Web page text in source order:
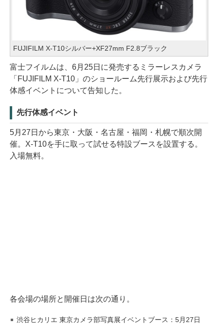
FUJIFILM X-T10シルバー+XF27mm F2.8ブラック
富士フイルムは、6月25日に発売するミラーレスカメラ
「FUJIFILM X-T10」のショールーム先行展示および先行
体感イベントについて告知した。
先行体感イベント
5月27日から東京・大阪・名古屋・福岡・札幌で順次開
催。X-T10を手に取って試せる特設ブースを設置する。
入場無料。
各会場の場所と開催日は次の通り。
渋谷ヒカリエ 東京カメラ部写真展イベントブース：5月27日